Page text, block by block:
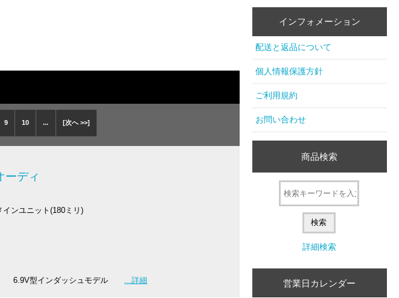
9 10 ... [次へ >>]
ーディ
ンユニット(180ミリ)
6.9V型インダッシュモデル ...詳細
インフォメーション
配送と返品について
個人情報保護方針
ご利用規約
お問い合わせ
商品検索
詳細検索
営業日カレンダー